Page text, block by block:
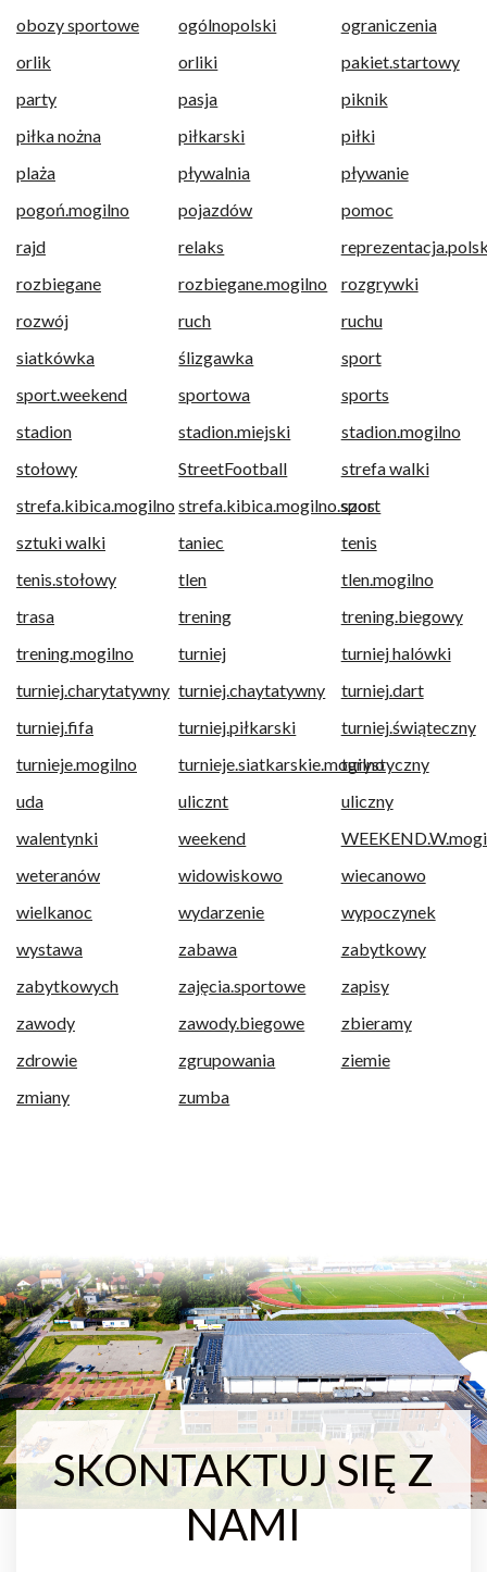
obozy sportowe ogólnopolski
ograniczenia
orlik
orliki
pakiet.startowy
party
pasja
piknik
piłka nożna
piłkarski
piłki
plaża
pływalnia
pływanie
pogoń.mogilno
pojazdów
pomoc
rajd
relaks
rozbiegane
rozbiegane.mogilno
rozgrywki
rozwój
ruch
ruchu
siatkówka
ślizgawka
sport
sport.weekend
sportowa
sports
stadion
stadion.miejski
stadion.mogilno
stołowy
StreetFootball
strefa walki
strefa.kibica.mogilno strefa.kibica.mogilno.sport
szos
sztuki walki
taniec
tenis
tenis.stołowy
tlen
tlen.mogilno
trasa
trening
trening.biegowy
trening.mogilno
turniej
turniej halówki
turniej.charytatywny turniej.chaytatywny
turniej.dart
turniej.fifa
turniej.piłkarski
turniej.świąteczny
turnieje.mogilno
turnieje.siatkarskie.mogilnoturystyczny
uda
ulicznt
uliczny
walentynki
weekend
weteranów
widowiskowo
wiecanowo
wielkanoc
wydarzenie
wypoczynek
wystawa
zabawa
zabytkowy
zabytkowych
zajęcia.sportowe
zapisy
zawody
zawody.biegowe
zbieramy
zdrowie
zgrupowania
ziemie
zmiany
zumba
SKONTAKTUJ SIĘ Z
NAMI